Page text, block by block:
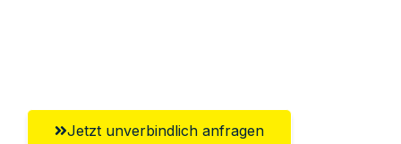
Jetzt unverbindlich anfragen